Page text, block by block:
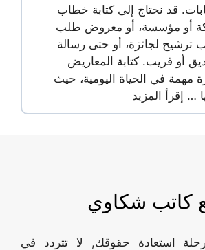
قد نحتاج إلى كتابة خطاب
أو مؤسسة، أو معروض طلب
ترشيح لجائزة، أو حتى رسالة
أو قريب. كتابة المعاريض
مهمة في الحياة اليومية، حيث
… إقرأ المزيد
كاتب شكاوي
استعادة حقوقك, لا تتردد في